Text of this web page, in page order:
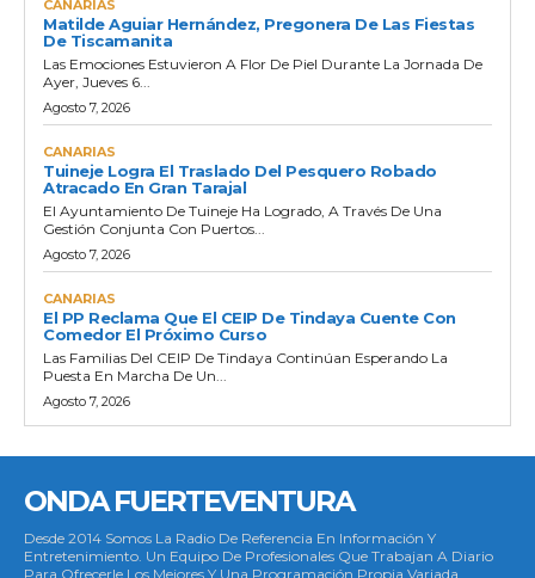
CANARIAS
Matilde Aguiar Hernández, Pregonera De Las Fiestas
De Tiscamanita
Las Emociones Estuvieron A Flor De Piel Durante La Jornada De
Ayer, Jueves 6...
Agosto 7, 2026
CANARIAS
Tuineje Logra El Traslado Del Pesquero Robado
Atracado En Gran Tarajal
El Ayuntamiento De Tuineje Ha Logrado, A Través De Una
Gestión Conjunta Con Puertos...
Agosto 7, 2026
CANARIAS
El PP Reclama Que El CEIP De Tindaya Cuente Con
Comedor El Próximo Curso
Las Familias Del CEIP De Tindaya Continúan Esperando La
Puesta En Marcha De Un...
Agosto 7, 2026
ONDA FUERTEVENTURA
Desde 2014 Somos La Radio De Referencia En Información Y
Entretenimiento. Un Equipo De Profesionales Que Trabajan A Diario
Para Ofrecerle Los Mejores Y Una Programación Propia Variada.